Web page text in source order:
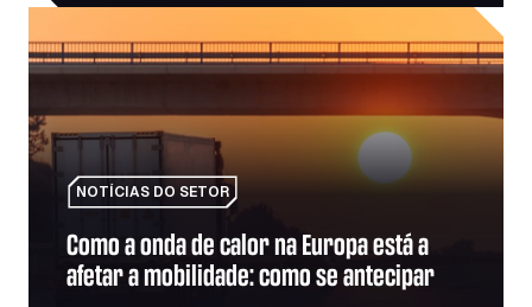
Como a onda de calor na Europa está a afetar a
NOTÍCIAS DO SETOR
Como a onda de calor na Europa está a
afetar a mobilidade: como se antecipar